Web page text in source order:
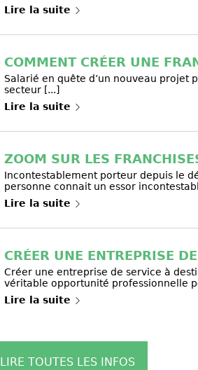
Lire la suite
COMMENT CRÉER UNE
Salarié en quête d’un nouveau projet
secteur [...]
Lire la suite
ZOOM SUR LES
Incontestablement porteur depuis le
personne connait un essor
Lire la suite
CRÉER UNE ENTREPRISE
Créer une entreprise de service à
véritable opportunité professionnelle
Lire la suite
LIRE TOUTES LES INFOS